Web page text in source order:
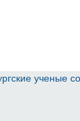
ученые